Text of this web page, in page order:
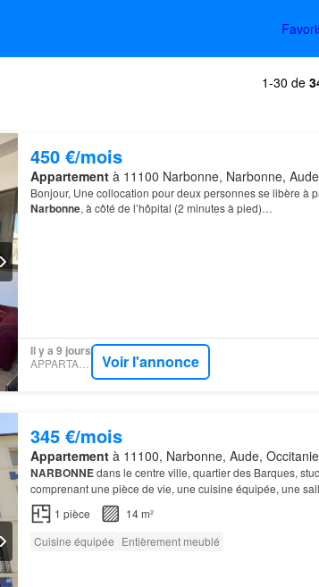
1-30 de
450 €/mois
Appartementà 11100 Narbonne, Narbonne,
Bonjour, Une collocation pour deux personnes se libère à
Narbonne, à côté de l’hôpital (2 minutes à pied)…
Il y a 9 jours
APPARTAGER Voir l'annonce
345 €/mois
Appartementà 11100, Narbonne, Aude, Occitanie
NARBONNEdans le centre ville, quartier des Barques,
comprenant une pièce de vie, une cuisine équipée, une
1 pièce
14 m²
Cuisine équipée Entièrement meublé